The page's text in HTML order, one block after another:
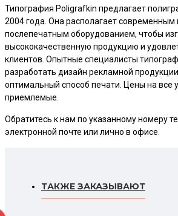
Типография Poligrafkin предлагает
2004 года. Она располагает современным
послепечатным оборудованием, чтобы
высококачественную продукцию и
клиентов. Опытные специалисты
разработать дизайн рекламной
оптимальный способ печати. Цены на все
приемлемые.
Обратитесь к нам по указанному номеру
электронной почте или лично в офисе.
ТАКЖЕ ЗАКАЗЫВАЮТ